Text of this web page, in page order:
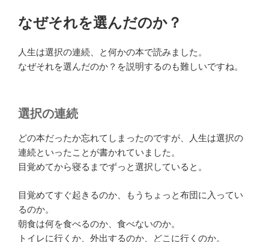
なぜそれを選んだのか？
人生は選択の連続、と何かの本で読みました。
なぜそれを選んだのか？を説明するのも難しいですね。
選択の連続
どの本だったか忘れてしまったのですが、人生は選択の
連続といったことが書かれていました。
目覚めてから寝るまでずっと選択していると。
目覚めてすぐ起きるのか、もうちょっと布団に入ってい
るのか。
朝食は何を食べるのか、食べないのか。
トイレに行くか、外出するのか、どこに行くのか。